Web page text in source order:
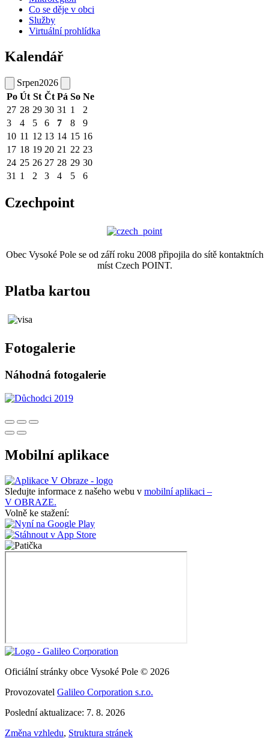
Co se děje v obci
Služby
Virtuální prohlídka
Kalendář
Srpen2026
Po Út St Čt Pá So Ne
27 28 29 30 31 1
2
3
4 5 6 7 8
9
10 11 12 13 14 15 16
17 18 19 20 21 22 23
24 25 26 27 28 29 30
31 1 2 3 4 5 6
Czechpoint
Obec Vysoké Pole se od září roku 2008 připojila do sítě kontaktních
míst Czech POINT.
Platba kartou
Fotogalerie
Náhodná fotogalerie
Mobilní aplikace
Sledujte informace z našeho webu v mobilní aplikaci –
V OBRAZE.
Volně ke stažení:
Oficiální stránky obce Vysoké Pole © 2026
Provozovatel Galileo Corporation s.r.o.
Poslední aktualizace: 7. 8. 2026
Změna vzhledu, Struktura stránek